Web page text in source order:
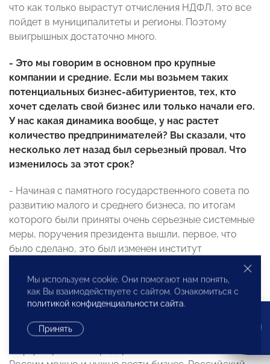
что как только вырастут отчисления НДФЛ, это все
пойдет в муниципалитеты и регионы. Поэтому
выигрышных достаточно много.
- Это мы говорим в основном про крупные
компании и средние. Если мы возьмем таких
потенциальных бизнес-абитуриентов, тех, кто
хочет сделать свой бизнес или только начали его.
У нас какая динамика вообще, у нас растет
количество предпринимателей? Вы сказали, что
несколько лет назад был серьезный провал. Что
изменилось за этот срок?
- Начиная с памятного государственного совета по
развитию малого и среднего бизнеса, по итогам
которого были приняты очень серьезные системные
меры, поручения президента вышли, первое, что
было сделано, это был изменен институт
бизнеса. То есть была создана государственная
корпорация по развитию малого и среднего бизнеса,
и у нее был прописан очень четкий функционал – это
закупки госкомпаний, это национальная гарантийная
кредитная система и это бизнес-навигатор, то есть
Мы используем cookie. Они помогают нам понять,
как Вы взаимодействуете с сайтом. Ознакомиться с
политикой конфиденциальности сайта.
Принять